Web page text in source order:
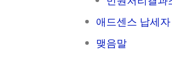
애드센스 납세
맺음말